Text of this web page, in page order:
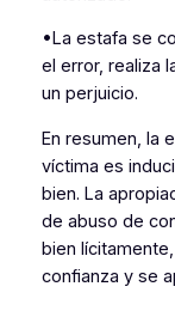
•La estafa se
el error, realiza
un perjuicio.
En resumen, la
víctima es
bien. La
de abuso de
bien
confianza y se